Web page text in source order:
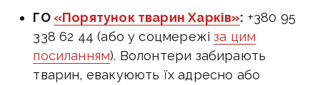
ГО «Порятунок тварин Харків»: +380 95
338 62 44 (або у соцмережіза цим
посиланням). Волонтери забирають
тварин, евакуюють їх адресно або